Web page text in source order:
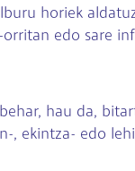
horiek
orritan edo sare
hau da,
, ekintza- edo